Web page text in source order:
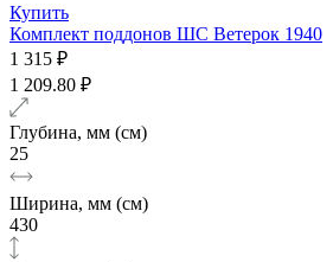
Купить
Комплект поддонов ШС Ветерок 1940
1 315 ₽
1 209.80 ₽
Глубина, мм (см)
25
Ширина, мм (см)
430